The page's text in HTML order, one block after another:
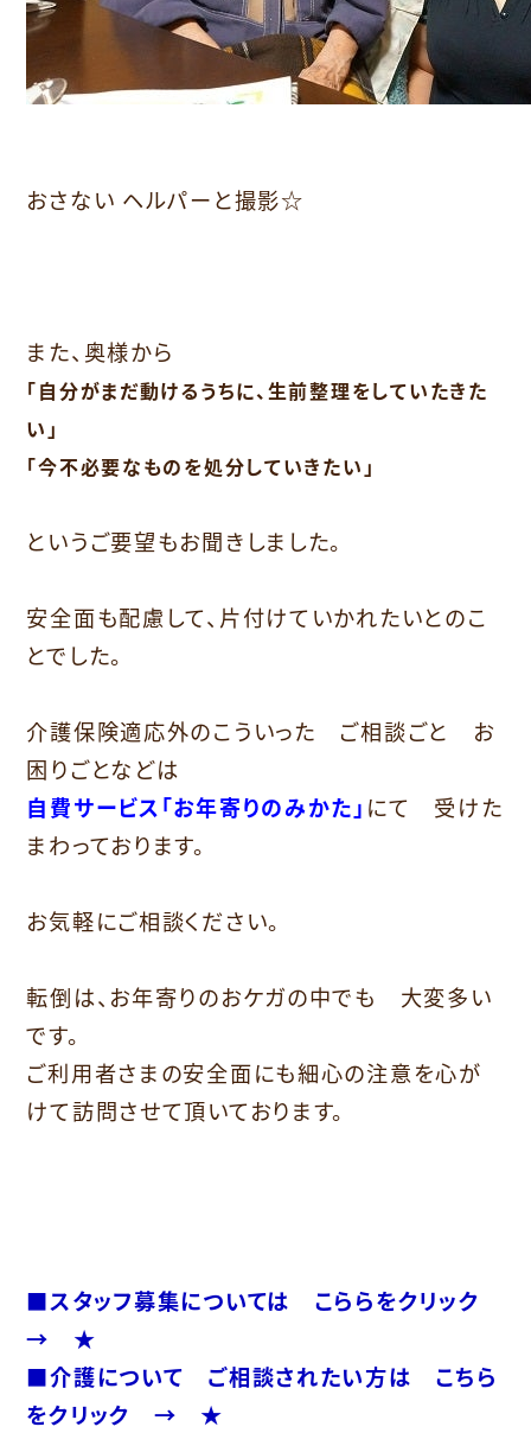
おさない ヘルパーと撮影☆
また、奥様から
「自分がまだ動けるうちに、生前整理をしていたきた
い」
「今不必要なものを処分していきたい」
というご要望もお聞きしました。
安全面も配慮して、片付けていかれたいとのこ
とでした。
介護保険適応外のこういった ご相談ごと お
困りごとなどは
自費サービス「お年寄りのみかた」 にて 受けた
まわっております。
お気軽にご相談ください。
転倒は、お年寄りのおケガの中でも 大変多い
です。
ご利用者さまの安全面にも細心の注意を心が
けて訪問させて頂いております。
■スタッフ募集については こららをクリック
→ ★
■介護について ご相談されたい方は こちら
をクリック → ★